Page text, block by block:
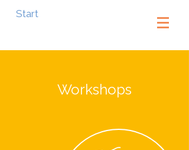
Start
Workshops